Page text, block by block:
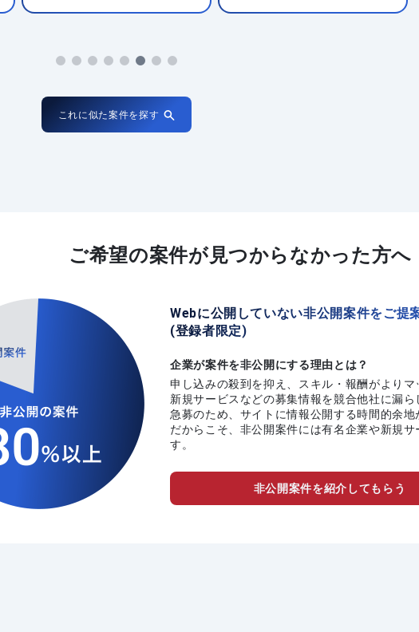
これに似た案件を探す
ご希望の案件が見つからなかった方へ
Webに公開していない非公開案件をご提
(登録者限定)
企業が案件を非公開にする理由とは？
申し込みの殺到を抑え、スキル・報酬がより
新規サービスなどの募集情報を競合他社に漏ら
急募のため、サイトに情報公開する時間的余地
だからこそ、非公開案件には有名企業や新規サ
す。
非公開案件を紹介してもらう